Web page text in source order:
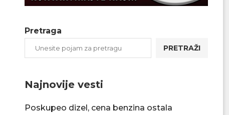
Pretraga
PRETRAŽI
Najnovije vesti
Poskupeo dizel, cena benzina ostala